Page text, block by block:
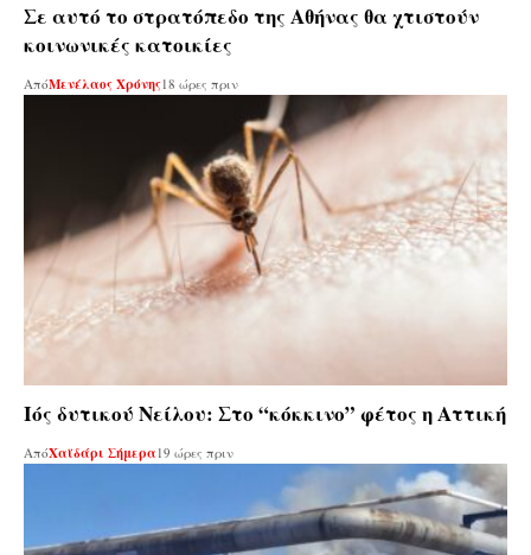
Σε αυτό το στρατόπεδο της Αθήνας θα χτιστούν
κοινωνικές κατοικίες
ΑπόΜενέλαος Χρόνης18 ώρες πριν
Ιός δυτικού Νείλου: Στο “κόκκινο” φέτος η Αττική
ΑπόΧαϊδάρι Σήμερα 19 ώρες πριν